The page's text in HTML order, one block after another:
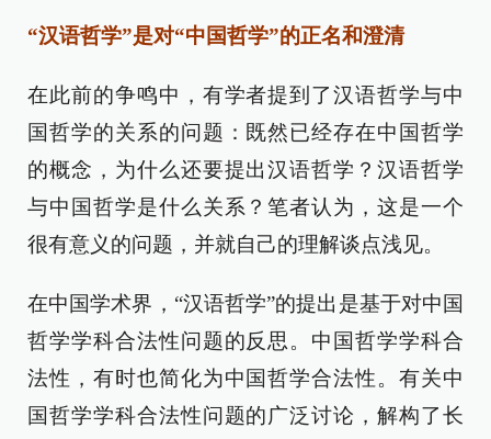
“汉语哲学”是对“中国哲学”的正名和澄清
在此前的争鸣中，有学者提到了汉语哲学与中
国哲学的关系的问题：既然已经存在中国哲学
的概念，为什么还要提出汉语哲学？汉语哲学
与中国哲学是什么关系？笔者认为，这是一个
很有意义的问题，并就自己的理解谈点浅见。
在中国学术界，“汉语哲学”的提出是基于对中国
哲学学科合法性问题的反思。中国哲学学科合
法性，有时也简化为中国哲学合法性。有关中
国哲学学科合法性问题的广泛讨论，解构了长